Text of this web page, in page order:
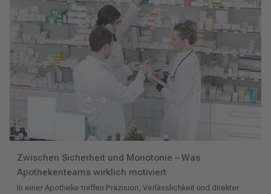
Zwischen Sicherheit und Monotonie – Was
Apothekenteams wirklich motiviert
In einer Apotheke treffen Präzision, Verlässlichkeit und direkter